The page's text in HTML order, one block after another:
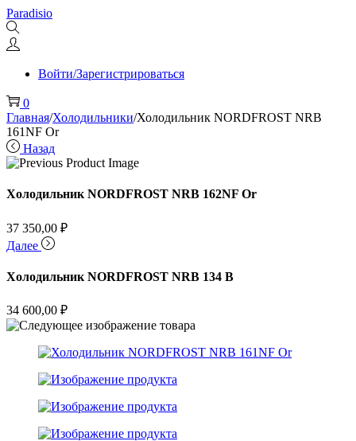
Перейти
к
навигации
Перейти
к
содержимому
Paradisio
Войти/Зарегистрироваться
0
Главная/Холодильники/Холодильник NORDFROST NRB
161NF Or
Назад
Холодильник NORDFROST NRB 162NF Or
37 350,00 ₽
Далее
Холодильник NORDFROST NRB 134 B
34 600,00 ₽